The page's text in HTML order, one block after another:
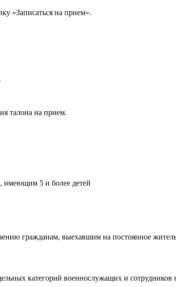
«Записаться на прием».
талона на прием.
имеющим 5 и более детей
гражданам, выехавшим на постоянное
категорий военнослужащих и